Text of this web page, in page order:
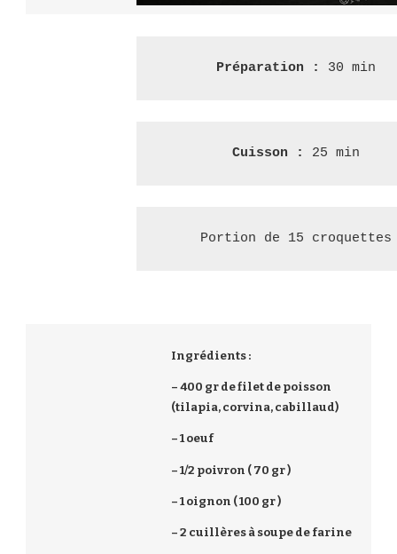
Préparation : 30 min
Cuisson : 25 min
Portion de 15 croquettes
Ingrédients :
– 400 gr de filet de poisson
(tilapia, corvina, cabillaud)
– 1 oeuf
– 1/2 poivron ( 70 gr )
– 1 oignon ( 100 gr )
– 2 cuillères à soupe de farine